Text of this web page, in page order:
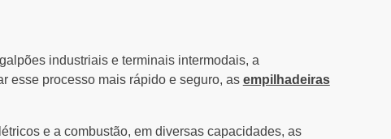
industriais e terminais intermodais, a
esse processo mais rápido e seguro, as empilhadeiras
e a combustão, em diversas capacidades, as